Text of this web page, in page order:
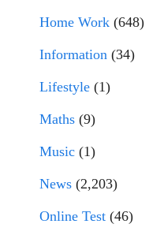
Home Work (648)
Information (34)
Lifestyle (1)
Maths (9)
Music (1)
News (2,203)
Online Test (46)